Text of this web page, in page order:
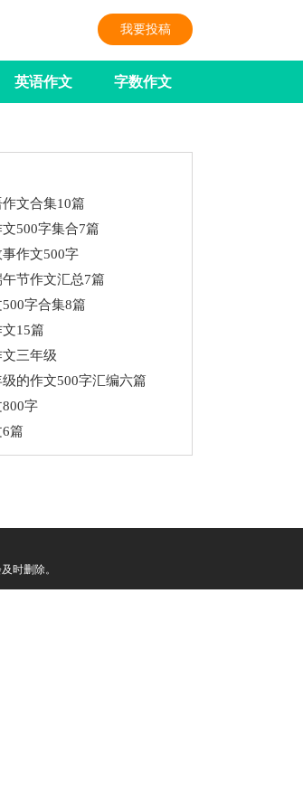
我要投稿
英语作文 字数作文
作文合集10篇
500字集合7篇
作文500字
节作文汇总7篇
字合集8篇
15篇
三年级
级的作文500字汇编六篇
字
篇
时删除。